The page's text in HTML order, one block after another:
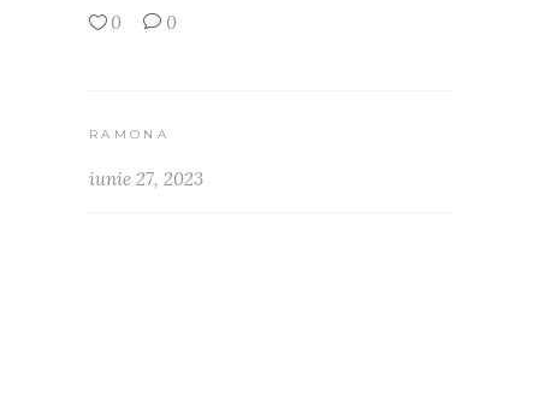
0 0
RAMONA
iunie 27, 2023